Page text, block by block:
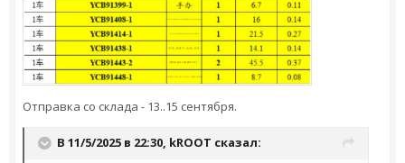
Отправка со склада - 13..15 сентября.
В 11/5/2025 в 22:30, kROOT сказал: